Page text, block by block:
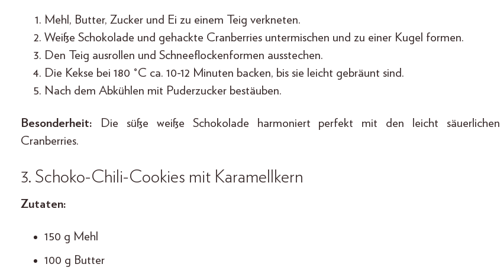
Mehl, Butter, Zucker und Ei zu einem Teig verkneten.
Weiße Schokolade und gehackte Cranberries untermischen und zu einer Kugel formen.
Den Teig ausrollen und Schneeflockenformen ausstechen.
Die Kekse bei 180 °C ca. 10-12 Minuten backen, bis sie leicht gebräunt sind.
Nach dem Abkühlen mit Puderzucker bestäuben.
Besonderheit: Die süße weiße Schokolade harmoniert perfekt mit den leicht säuerlichen
Cranberries.
3. Schoko-Chili-Cookies mit Karamellkern
Zutaten:
150 g Mehl
100 g Butter